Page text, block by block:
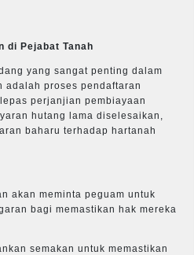
di Pejabat Tanah
yang sangat penting dalam
adalah proses pendaftaran
perjanjian pembiayaan
hutang lama diselesaikan,
baharu terhadap hartanah
akan meminta peguam untuk
bagi memastikan hak mereka
semakan untuk memastikan